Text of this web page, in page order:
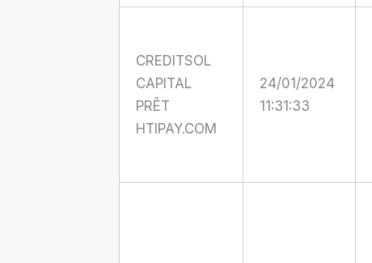
CREDITSOL
CAPITAL
PRÊT
HTIPAY.COM
24/01/2024
11:31:33